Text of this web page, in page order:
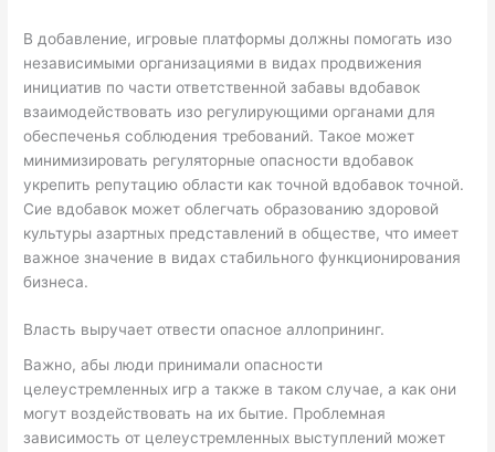
В добавление, игровые платформы должны помогать изо
независимыми организациями в видах продвижения
инициатив по части ответственной забавы вдобавок
взаимодействовать изо регулирующими органами для
обеспеченья соблюдения требований. Такое может
минимизировать регуляторные опасности вдобавок
укрепить репутацию области как точной вдобавок точной.
Сие вдобавок может облегчать образованию здоровой
культуры азартных представлений в обществе, что имеет
важное значение в видах стабильного функционирования
бизнеса.
Власть выручает отвести опасное аллопрининг.
Важно, абы люди принимали опасности
целеустремленных игр а также в таком случае, а как они
могут воздействовать на их бытие. Проблемная
зависимость от целеустремленных выступлений может